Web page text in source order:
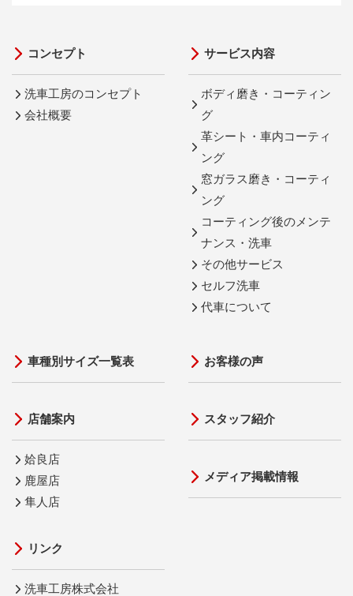
コンセプト
洗車工房のコンセプト
会社概要
サービス内容
ボディ磨き・コーティン
グ
革シート・車内コーティ
ング
窓ガラス磨き・コーティ
ング
コーティング後のメンテ
ナンス・洗車
その他サービス
セルフ洗車
代車について
車種別サイズ一覧表
店舗案内
姶良店
鹿屋店
隼人店
リンク
洗車工房株式会社
お客様の声
スタッフ紹介
メディア掲載情報